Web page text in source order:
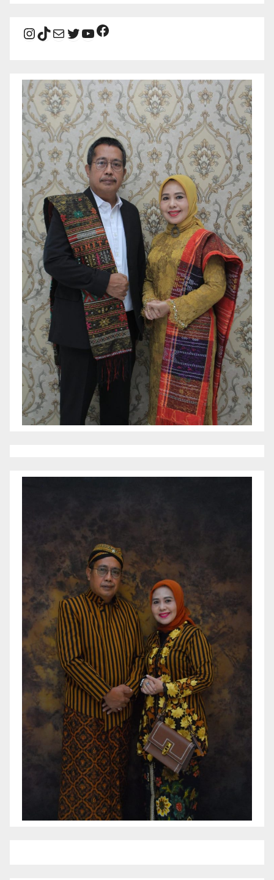
Instagram
TikTok
MailTwitter
YouTube
Facebook